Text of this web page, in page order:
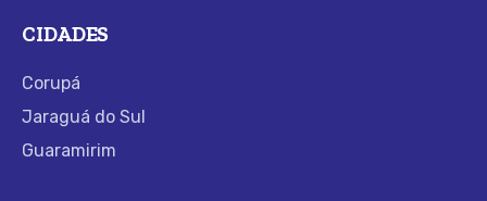
CIDADES
Corupá
Jaraguá do Sul
Guaramirim